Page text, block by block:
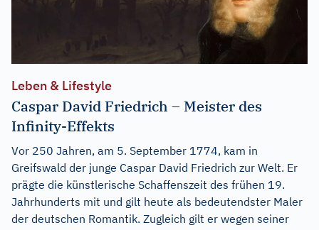
Leben & Lifestyle
Caspar David Friedrich – Meister des
Infinity-Effekts
Vor 250 Jahren, am 5. September 1774, kam in
Greifswald der junge Caspar David Friedrich zur Welt. Er
prägte die künstlerische Schaffenszeit des frühen 19.
Jahrhunderts mit und gilt heute als bedeutendster Maler
der deutschen Romantik. Zugleich gilt er wegen seiner